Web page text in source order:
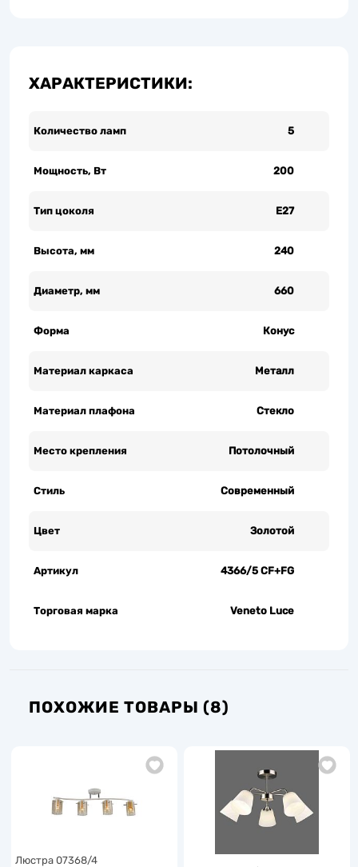
ХАРАКТЕРИСТИКИ:
Количество ламп 5
Мощность, Вт 200
Тип цоколя Е27
Высота, мм 240
Диаметр, мм 660
Форма Конус
Материал каркаса Металл
Материал плафона Стекло
Место крепления Потолочный
Стиль Современный
Цвет Золотой
Артикул 4366/5 CF+FG
Торговая марка Veneto Luce
ПОХОЖИЕ ТОВАРЫ (8)
Люстра 07368/4